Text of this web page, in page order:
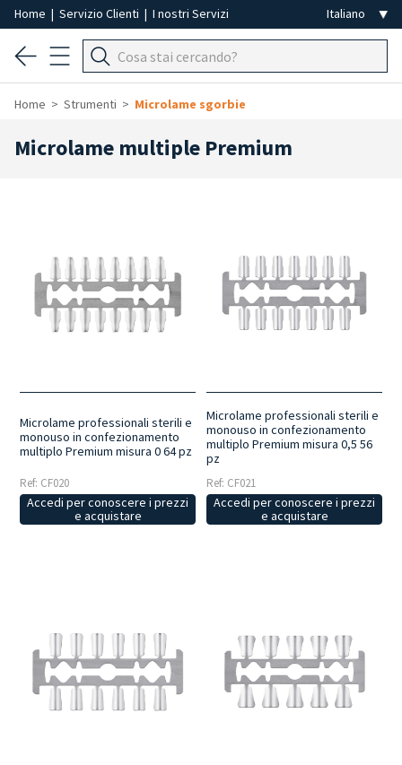
Home | Servizio Clienti | I nostri Servizi
Home Strumenti Microlame sgorbie
Microlame multiple Premium
Microlame professionali sterili e
monouso in confezionamento
multiplo Premium misura 0 64 pz
Ref: CF020
Accedi per conoscere i prezzi
e acquistare
Microlame professionali sterili e
monouso in confezionamento
multiplo Premium misura 0,5 56
pz
Ref: CF021
Accedi per conoscere i prezzi
e acquistare